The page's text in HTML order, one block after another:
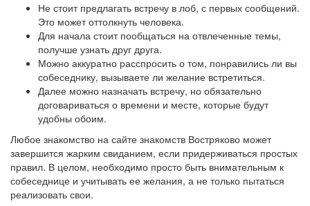
Не стоит предлагать встречу в лоб, с первых сообщений.
Это может оттолкнуть человека.
Для начала стоит пообщаться на отвлеченные темы,
получше узнать друг друга.
Можно аккуратно расспросить о том, понравились ли вы
собеседнику, вызываете ли желание встретиться.
Далее можно назначать встречу, но обязательно
договариваться о времени и месте, которые будут
удобны обоим.
Любое знакомство на сайте знакомств Востряково может
завершится жарким свиданием, если придерживаться простых
правил. В целом, необходимо просто быть внимательным к
собеседнице и учитывать ее желания, а не только пытаться
реализовать свои.